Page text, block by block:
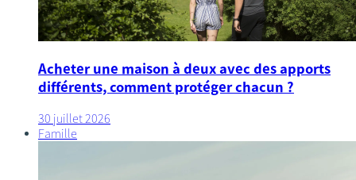
Acheter une maison à deux avec des apports
différents, comment protéger chacun ?
30 juillet 2026
Famille